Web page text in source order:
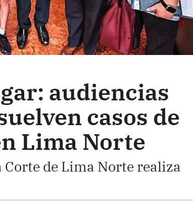
audiencias
casos de
Lima Norte
Corte de Lima Norte realiza